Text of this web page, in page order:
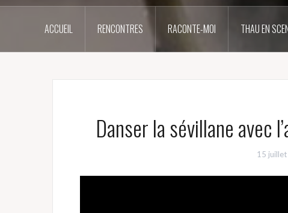
ACCUEIL RENCONTRES RACONTE-MOI THAU EN
Danser la sévillane avec
15